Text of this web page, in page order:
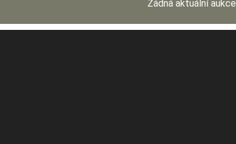
Žádná aktuální aukce